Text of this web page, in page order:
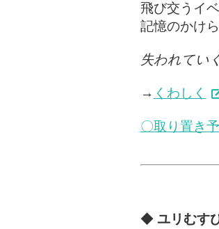
飛び交うイ
記憶のかけ
失われてい
→ くわしく
〇取り置き
◆ ユリむす